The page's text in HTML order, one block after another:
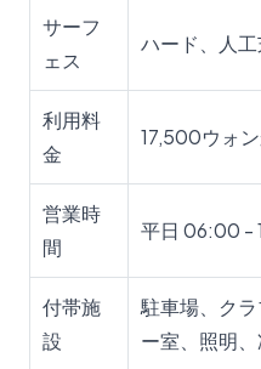
サーフ
ェス
ハード、人
利用料
金
17,500ウォ
営業時
間
平日 06:00 -
付帯施
設
駐車場、ク
ー室、照明